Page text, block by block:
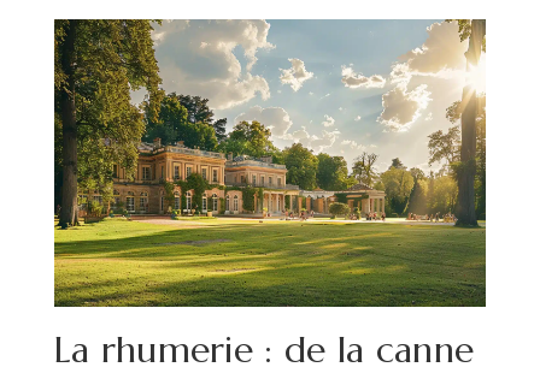
La rhumerie : de la canne